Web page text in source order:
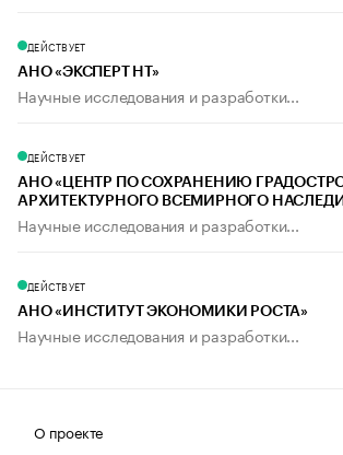
ДЕЙСТВУЕТ
АНО «ЭКСПЕРТ НТ»
Научные исследования и разработки...
ДЕЙСТВУЕТ
АНО «ЦЕНТР ПО СОХРАНЕНИЮ
АРХИТЕКТУРНОГО ВСЕМИРНОГО
Научные исследования и разработки...
ДЕЙСТВУЕТ
АНО «ИНСТИТУТ ЭКОНОМИКИ РОСТА»
Научные исследования и разработки...
О проекте